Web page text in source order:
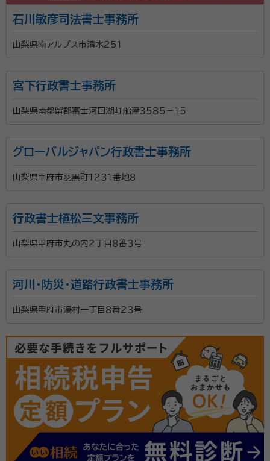
石川敏彦司法書士事務所
山梨県南アルプス市清水251
宮下行政書士事務所
山梨県南都留郡富士河口湖町船津３５８５－１５
グローバルジャパン行政書士事務所
山梨県甲府市羽黒町１２３１番地８
行政書士植松三文事務所
山梨県甲府市丸の内２丁目８番３号
河川・防災・道路行政書士事務所
山梨県甲府市湯村一丁目８番２３号